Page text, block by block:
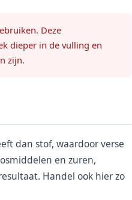
Deze
dieper in de vulling en
zijn.
dan stof, waardoor verse
en zuren,
Handel ook hier zo